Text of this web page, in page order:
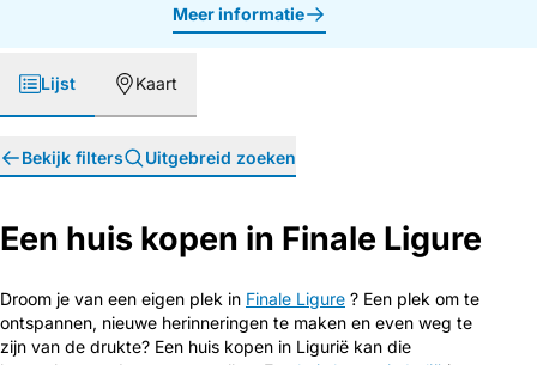
Meer informatie
Lijst Kaart
Bekijk filters Uitgebreid zoeken
Een huis kopen in Finale Ligure
Droom je van een eigen plek in Finale Ligure ? Een plek om te
ontspannen, nieuwe herinneringen te maken en even weg te
zijn van de drukte? Een huis kopen in Ligurië kan die